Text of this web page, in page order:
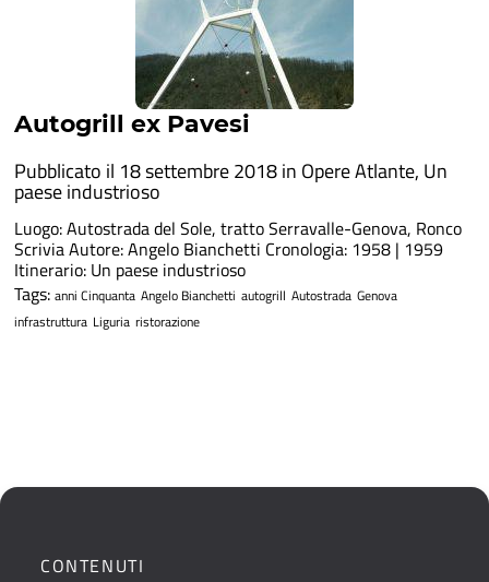
Autogrill ex Pavesi
Pubblicato il 18 settembre 2018 in Opere Atlante, Un
paese industrioso
Luogo: Autostrada del Sole, tratto Serravalle-Genova, Ronco
Scrivia Autore: Angelo Bianchetti Cronologia: 1958 | 1959
Itinerario: Un paese industrioso
Tags: anni Cinquanta Angelo Bianchetti autogrill Autostrada Genova
infrastruttura Liguria ristorazione
CONTENUTI